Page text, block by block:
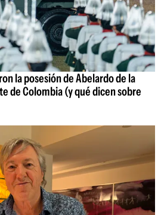
la posesión de Abelardo de la
de Colombia (y qué dicen sobre